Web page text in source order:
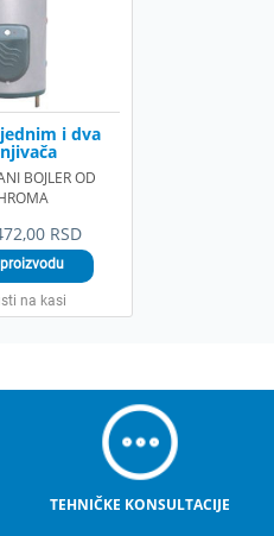
RSD
jednim i dva
BOJLER OD
TEHNIČKE KONSULTACIJE